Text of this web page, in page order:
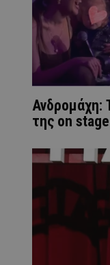
Ανδρομάχη:
της on stage